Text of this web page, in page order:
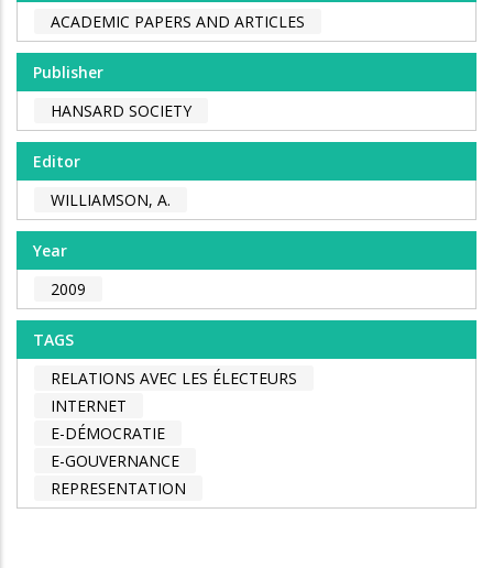
ACADEMIC PAPERS AND ARTICLES
Publisher
HANSARD SOCIETY
Editor
WILLIAMSON, A.
Year
2009
TAGS
RELATIONS AVEC LES ÉLECTEURS
INTERNET
E-DÉMOCRATIE
E-GOUVERNANCE
REPRESENTATION